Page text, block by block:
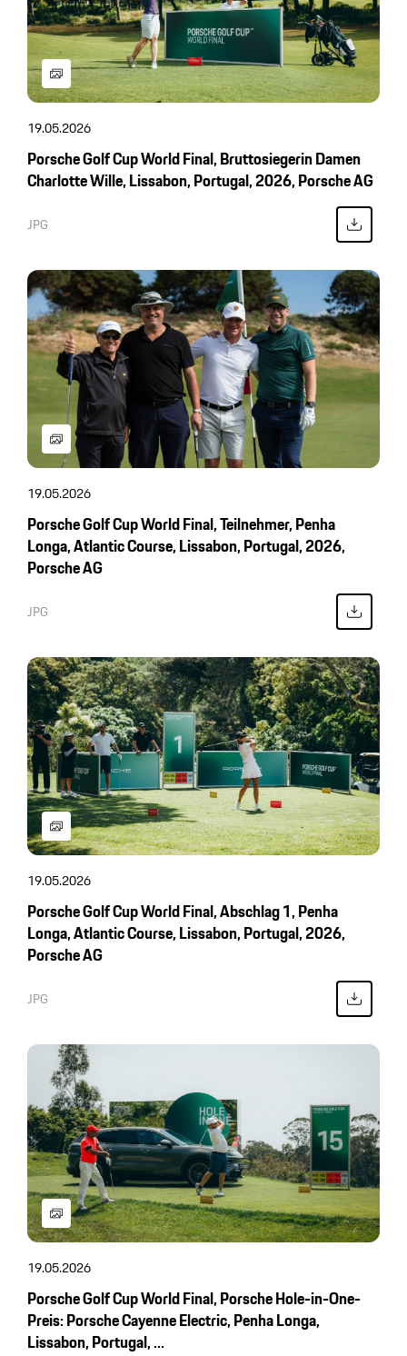
19.05.2026
Porsche Golf Cup World Final, Bruttosiegerin Damen
Charlotte Wille, Lissabon, Portugal, 2026, Porsche AG
JPG
19.05.2026
Porsche Golf Cup World Final, Teilnehmer, Penha
Longa, Atlantic Course, Lissabon, Portugal, 2026,
Porsche AG
JPG
19.05.2026
Porsche Golf Cup World Final, Abschlag 1, Penha
Longa, Atlantic Course, Lissabon, Portugal, 2026,
Porsche AG
JPG
19.05.2026
Porsche Golf Cup World Final, Porsche Hole-in-One-
Preis: Porsche Cayenne Electric, Penha Longa,
Lissabon, Portugal, ...